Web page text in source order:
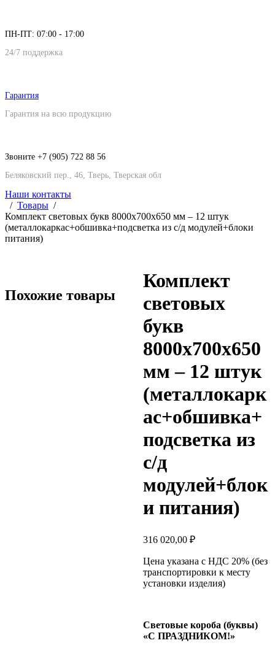
ПН-ПТ: 07:00 - 17:00
24/7 поддержка
Гарантия
Гарантия на всю продукцию
Звоните +7 (905) 722 88 56
Беляковский пер., 46, Тверь, Тверская обл
Наши контакты
Товары
Комплект световых букв 8000х700х650 мм – 12 штук
(металлокаркас+обшивка+подсветка из с/д модулей+блоки
питания)
Комплект
световых
букв
8000х700х650
мм – 12 штук
(металлокарк
ас+обшивка+
подсветка из
с/д
модулей+блок
и питания)
316 020,00 ₽
Цена указана с НДС 20% (без
транспортировки к месту
установки изделия)
Световые короба (буквы)
«С ПРАЗДНИКОМ!»
Похожие товары